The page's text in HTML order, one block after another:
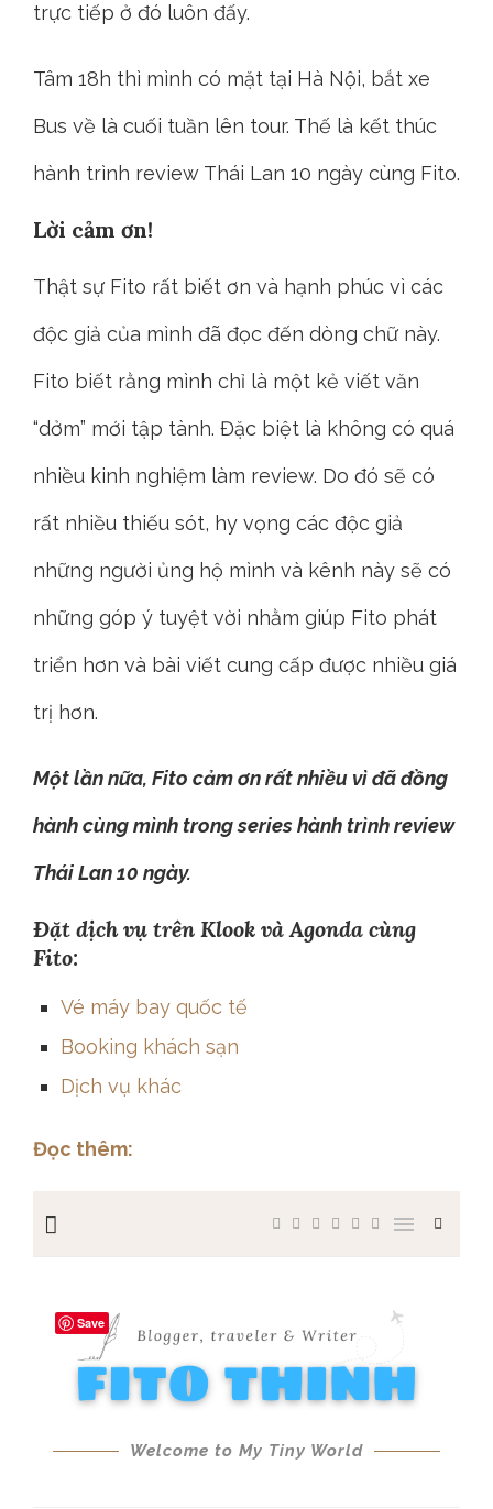
trực tiếp ở đó luôn đấy.
Tâm 18h thì mình có mặt tại Hà Nội, bắt xe
Bus về là cuối tuần lên tour. Thế là kết thúc
hành trình review Thái Lan 10 ngày cùng Fito.
Lời cảm ơn!
Thật sự Fito rất biết ơn và hạnh phúc vì các
độc giả của mình đã đọc đến dòng chữ này.
Fito biết rằng mình chỉ là một kẻ viết văn
“dởm” mới tập tành. Đặc biệt là không có quá
nhiều kinh nghiệm làm review. Do đó sẽ có
rất nhiều thiếu sót, hy vọng các độc giả
những người ủng hộ mình và kênh này sẽ có
những góp ý tuyệt vời nhằm giúp Fito phát
triển hơn và bài viết cung cấp được nhiều giá
trị hơn.
Một lần nữa, Fito cảm ơn rất nhiều vì đã đồng
hành cùng mình trong series hành trình review
Thái Lan 10 ngày.
Đặt dịch vụ trên Klook và Agonda cùng
Fito:
Vé máy bay quốc tế
Booking khách sạn
Dịch vụ khác
Đọc thêm: